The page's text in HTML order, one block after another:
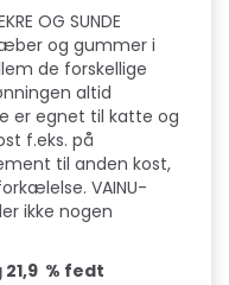
OG SUNDE
og gummer i
de forskellige
altid
er egnet til katte og
f.eks. på
til anden kost,
VAINU-
ikke nogen
% fedt